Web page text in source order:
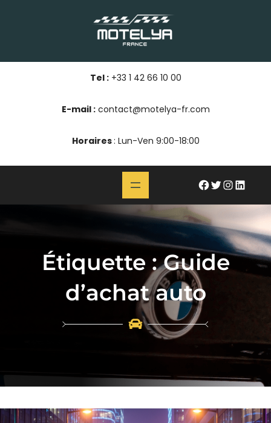
Tel :+33 1 42 66 10 00
E-mail :contact@motelya-fr.com
Horaires: Lun-Ven 9:00-18:00
#Twitter InstagramLinkedIn
Étiquette :Guide
d’achat auto